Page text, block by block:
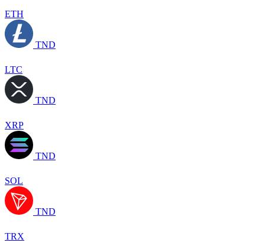
ETH
TND
LTC
TND
XRP
TND
SOL
TND
TRX